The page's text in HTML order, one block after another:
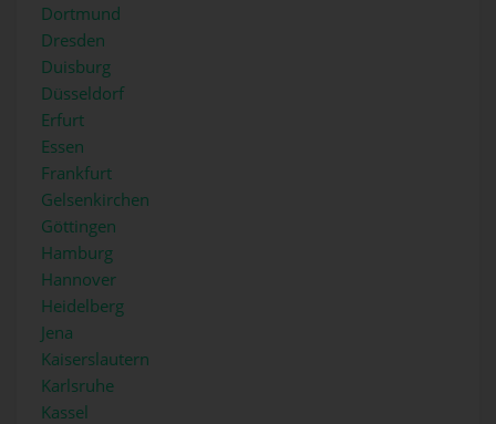
Dortmund
Dresden
Duisburg
Düsseldorf
Erfurt
Essen
Frankfurt
Gelsenkirchen
Göttingen
Hamburg
Hannover
Heidelberg
Jena
Kaiserslautern
Karlsruhe
Kassel